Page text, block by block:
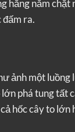
hăng nắm chặt
ra.
ảnh một
phá tung tất
hốc cây to lớn